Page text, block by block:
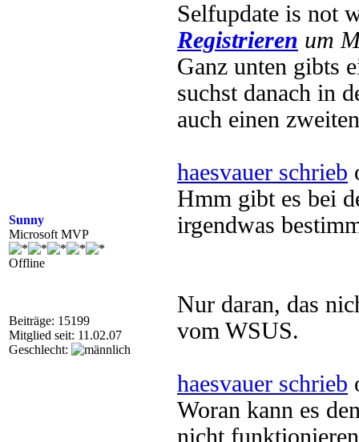
Sunny
Microsoft MVP
Offline
Beiträge: 15199
Mitglied seit: 11.02.07
Geschlecht:
Selfupdate is not
Registrieren um
Ganz unten gibts
suchst danach in
auch einen
haesvauer schrieb
Hmm gibt es bei
irgendwas
Nur daran, das
vom WSUS.
haesvauer schrieb
Woran kann es
nicht